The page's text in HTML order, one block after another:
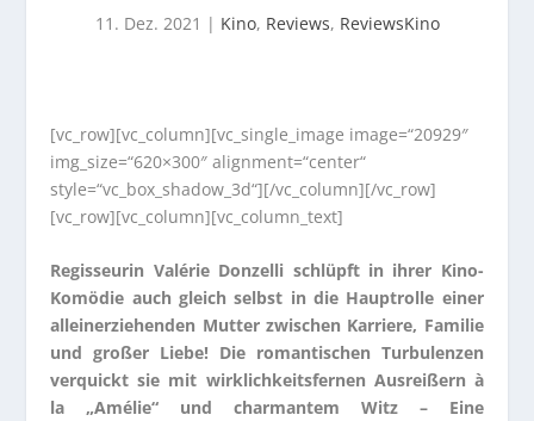
11. Dez. 2021 | Kino, Reviews, ReviewsKino
[vc_row][vc_column][vc_single_image image=“20929″
img_size=“620×300″ alignment=“center“
style=“vc_box_shadow_3d“][/vc_column][/vc_row]
[vc_row][vc_column][vc_column_text]
Regisseurin Valérie Donzelli schlüpft in ihrer Kino-
Komödie auch gleich selbst in die Hauptrolle einer
alleinerziehenden Mutter zwischen Karriere, Familie
und großer Liebe! Die romantischen Turbulenzen
verquickt sie mit wirklichkeitsfernen Ausreißern à
la „Amélie“ und charmantem Witz – Eine